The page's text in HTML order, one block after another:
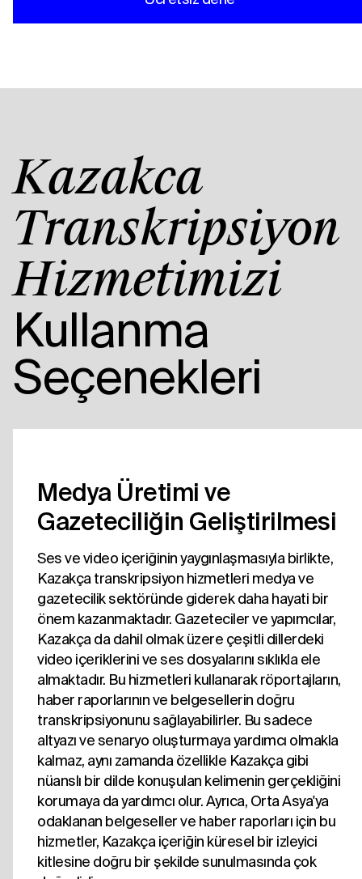
Kazakça
Transkripsiyon
Hizmetimizi
Kullanma
Seçenekleri
Medya Üretimi ve
Gazeteciliğin Geliştirilmesi
Ses ve video içeriğinin yaygınlaşmasıyla birlikte,
Kazakça transkripsiyon hizmetleri medya ve
gazetecilik sektöründe giderek daha hayati bir
önem kazanmaktadır. Gazeteciler ve yapımcılar,
Kazakça da dahil olmak üzere çeşitli dillerdeki
video içeriklerini ve ses dosyalarını sıklıkla ele
almaktadır. Bu hizmetleri kullanarak röportajların,
haber raporlarının ve belgesellerin doğru
transkripsiyonunu sağlayabilirler. Bu sadece
altyazı ve senaryo oluşturmaya yardımcı olmakla
kalmaz, aynı zamanda özellikle Kazakça gibi
nüanslı bir dilde konuşulan kelimenin gerçekliğini
korumaya da yardımcı olur. Ayrıca, Orta Asya'ya
odaklanan belgeseller ve haber raporları için bu
hizmetler, Kazakça içeriğin küresel bir izleyici
kitlesine doğru bir şekilde sunulmasında çok